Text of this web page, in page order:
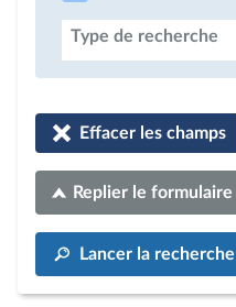
Type de recherche
Effacer les champs
Replier le formulaire
Lancer la recherche